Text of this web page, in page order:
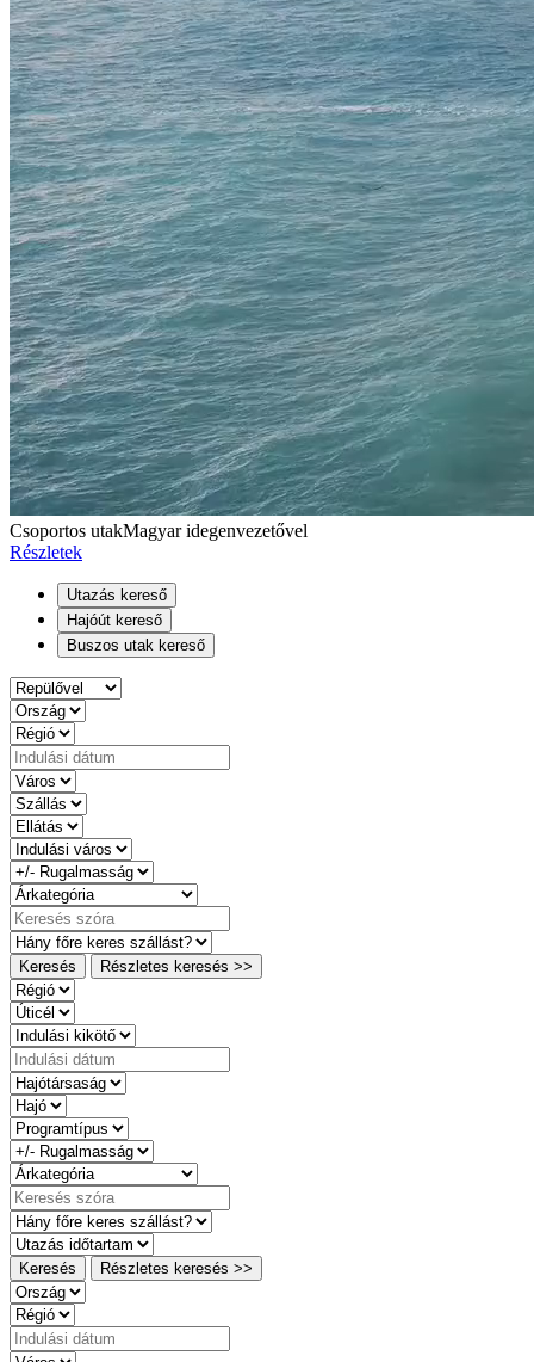
Csoportos utakMagyar idegenvezetővel
Részletek
Utazás kereső
Hajóút kereső
Buszos utak kereső
Keresés Részletes keresés >>
Keresés Részletes keresés >>